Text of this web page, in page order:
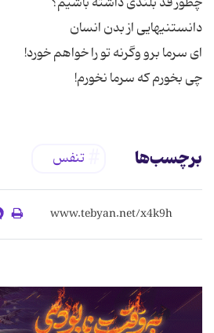
چی بخورم که سرما نخورم!
برچسب‌ها تنفس